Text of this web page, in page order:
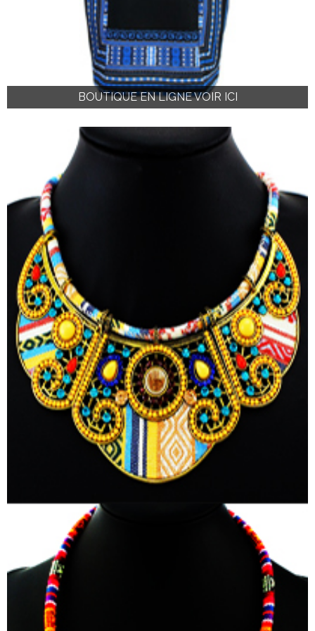
BOUTIQUE EN LIGNE VOIR ICI